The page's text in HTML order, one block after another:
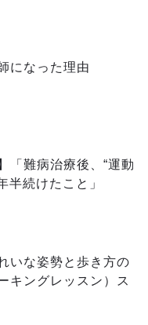
になった理由
「難病治療後、“運動
半続けたこと」
いな姿勢と歩き方の
キングレッスン）ス